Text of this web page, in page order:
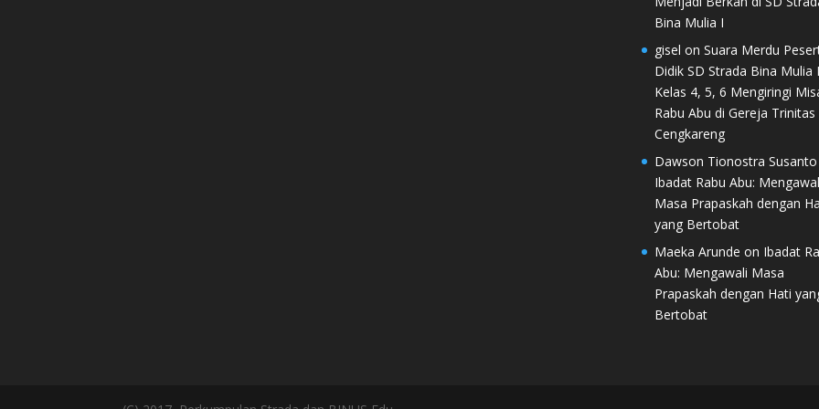
Bina Mulia I
gisel on Suara Merdu
Didik SD Strada Bina Mulia
Kelas 4, 5, 6 Mengiringi
Rabu Abu di Gereja Trinitas
Cengkareng
Dawson Tionostra Susanto
Ibadat Rabu Abu:
Masa Prapaskah dengan
yang Bertobat
Maeka Arunde on Ibadat
Abu: Mengawali Masa
Prapaskah dengan Hati
Bertobat